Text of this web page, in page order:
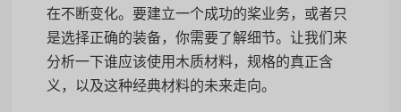
在不断变化。要建立一个成功的桨业务，或者只
是选择正确的装备，你需要了解细节。让我们来
分析一下谁应该使用木质材料，规格的真正含
义，以及这种经典材料的未来走向。